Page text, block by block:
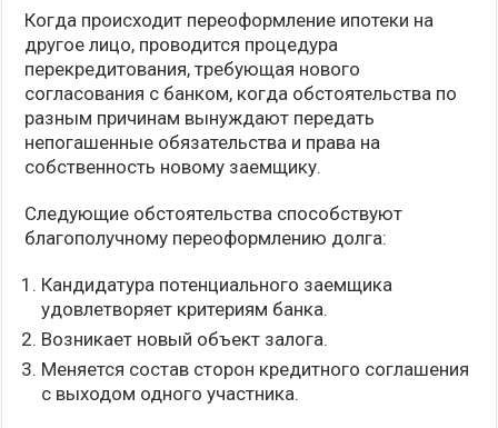
Когда происходит переоформление ипотеки на
другое лицо, проводится процедура
перекредитования, требующая нового
согласования с банком, когда обстоятельства по
разным причинам вынуждают передать
непогашенные обязательства и права на
собственность новому заемщику.
Следующие обстоятельства способствуют
благополучному переоформлению долга:
Кандидатура потенциального заемщика
удовлетворяет критериям банка.
Возникает новый объект залога.
Меняется состав сторон кредитного соглашения
с выходом одного участника.